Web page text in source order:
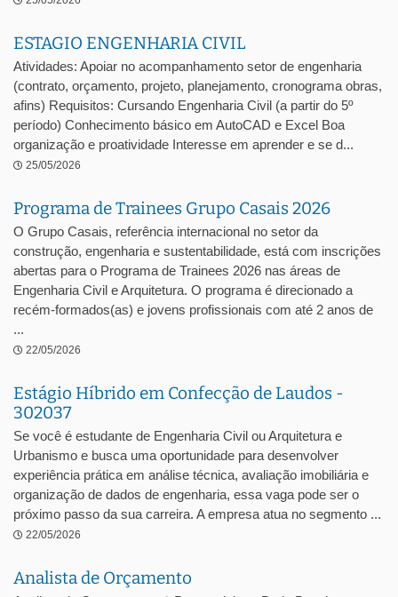
ESTAGIO ENGENHARIA CIVIL
Atividades: Apoiar no acompanhamento setor de engenharia
(contrato, orçamento, projeto, planejamento, cronograma obras,
afins) Requisitos: Cursando Engenharia Civil (a partir do 5º
período) Conhecimento básico em AutoCAD e Excel Boa
organização e proatividade Interesse em aprender e se d...
25/05/2026
Programa de Trainees Grupo Casais 2026
O Grupo Casais, referência internacional no setor da
construção, engenharia e sustentabilidade, está com inscrições
abertas para o Programa de Trainees 2026 nas áreas de
Engenharia Civil e Arquitetura. O programa é direcionado a
recém-formados(as) e jovens profissionais com até 2 anos de
...
22/05/2026
Estágio Híbrido em Confecção de Laudos -
302037
Se você é estudante de Engenharia Civil ou Arquitetura e
Urbanismo e busca uma oportunidade para desenvolver
experiência prática em análise técnica, avaliação imobiliária e
organização de dados de engenharia, essa vaga pode ser o
próximo passo da sua carreira. A empresa atua no segmento ...
22/05/2026
Analista de Orçamento